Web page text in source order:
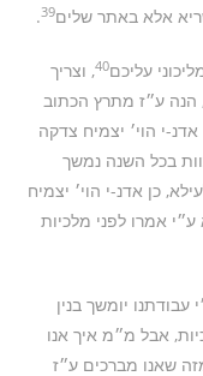
אלא באתר שלים39
.
עליכם40, וצריך
הנה ע״ז מתרץ הכתוב
י הוי׳ יצמיח צדקה
בכל השנה נמשך
כן אדנ-י הוי׳ יצמיח
אמרו לפני מלכיות
עבודתנו יומשך בנין
אבל מ״מ איך אנו
שאנו מברכים ע״ז